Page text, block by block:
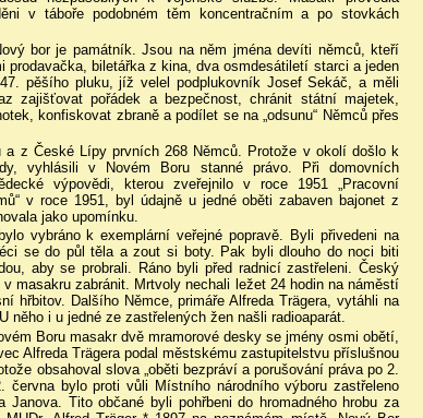
v táboře podobném těm koncentračním a po stovkách
bor je památník. Jsou na něm jména devíti němců, kteří
biletářka z kina, dva osmdesátiletí starci a jeden
pěšího pluku, jíž velel podplukovník Josef Sekáč, a měli
zajišťovat pořádek a bezpečnost, chránit státní majetek,
konfiskovat zbraně a podílet se na „odsunu“ Němců přes
z České Lípy prvních 268 Němců. Protože v okolí došlo k
vyhlásili v Novém Boru stanné právo. Při domovních
výpovědi, kterou zveřejnilo v roce 1951 „Pracovní
v roce 1951, byl údajně u jedné oběti zabaven bajonet z
jako upomínku.
vybráno k exemplární veřejné popravě. Byli přivedeni na
se do půl těla a zout si boty. Pak byli dlouho do noci biti
aby se probrali. Ráno byli před radnicí zastřeleni. Český
masakru zabránit. Mrtvoly nechali ležet 24 hodin na náměstí
hřbitov. Dalšího Němce, primáře Alfreda Trägera, vytáhli na
něho i u jedné ze zastřelených žen našli radioaparát.
Boru masakr dvě mramorové desky se jmény osmi obětí,
Alfreda Trägera podal městskému zastupitelstvu příslušnou
obsahoval slova „oběti bezpráví a porušování práva po 2.
bylo proti vůli Místního národního výboru zastřeleno
Tito občané byli pohřbeni do hromadného hrobu za